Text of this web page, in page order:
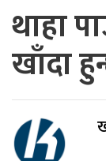
थाहा
खाँदा